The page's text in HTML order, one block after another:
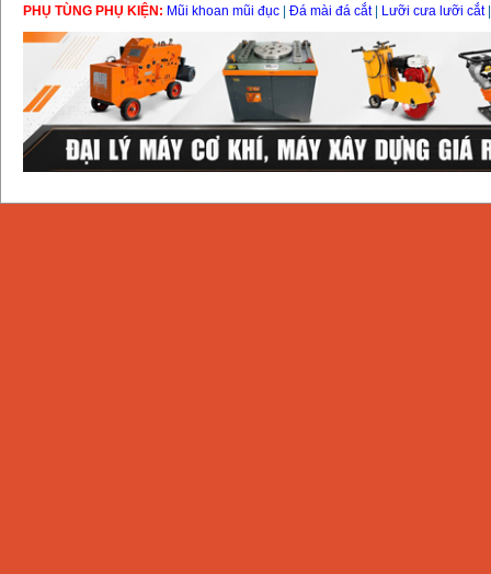
PHỤ TÙNG PHỤ KIỆN: Mũi khoan mũi đục Đá mài đá cắt| Lưỡi cưa lưỡi cắt